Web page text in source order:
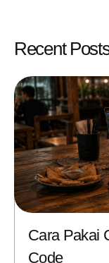
Recent
Cara Pakai
Code